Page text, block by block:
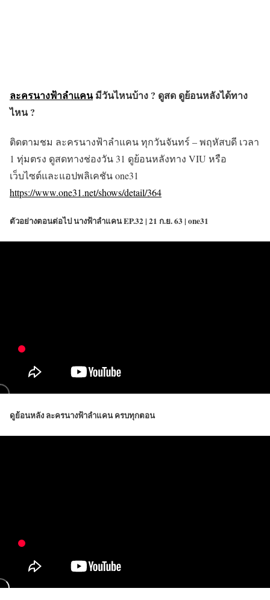
ละครนางฟ้าลำแคนมีวันไหนบ้าง ? ดูสด ดูย้อนหลังได้ทาง
ไหน ?
ติดตามชม ละครนางฟ้าลำแคน ทุกวันจันทร์ – พฤหัสบดี เวลา
1 ทุ่มตรง ดูสดทางช่องวัน 31 ดูย้อนหลังทาง VIU หรือ
เว็บไซต์และแอปพลิเคชัน one31
https://www.one31.net/shows/detail/364
ตัวอย่างตอนต่อไป นางฟ้าลำแคน EP.32 | 21 ก.ย. 63 | one31
ดูย้อนหลัง ละครนางฟ้าลำแคน ครบทุกตอน